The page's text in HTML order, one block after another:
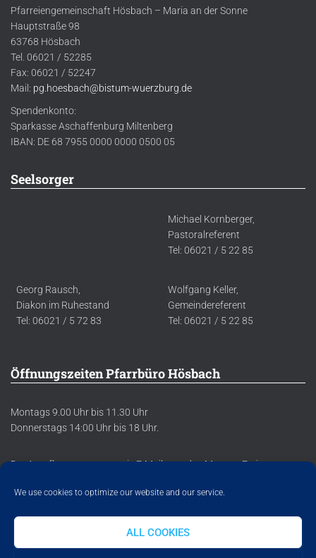
We use cookies to optimize our website and our service.
ALL COOKIES
Pfarreiengemeinschaft Hösbach – Maria an der Sonne
Hauptstraße 98
63768 Hösbach
Tel. 06021 / 52285
Fax: 06021 / 52247
Mail: pg.hoesbach@bistum-wuerzburg.de
Spendenkonto:
Sparkasse Aschaffenburg Miltenberg
IBAN: DE 68 7955 0000 0000 0500 05
Seelsorger
Michael Kornberger,
Pastoralreferent
Tel: 06021 / 5 22 85
Georg Rausch,
Diakon im Ruhestand
Tel: 06021 / 5 72 83
Wolfgang Keller,
Gemeindereferent
Tel: 06021 / 5 22 85
Öffnungszeiten Pfarrbüro Hösbach
Montags 9.00 Uhr bis 11.30 Uhr
Donnerstags 14:00 Uhr bis 18 Uhr.
Der Anrufbeantworter sowie E-Mails werden Montag-Freitag
DATENSCHUTZERKLÄRUNG IMPRESSUM COOKIE POLICY